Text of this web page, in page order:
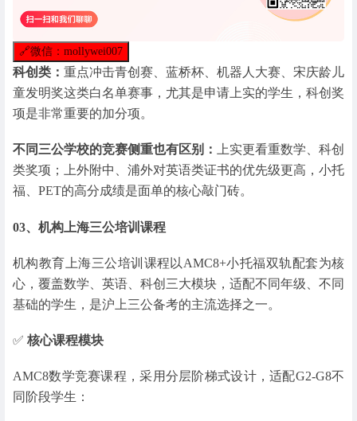
🔗微信：mollywei007
科创类： 重点冲击青创赛、蓝桥杯、机器人大赛、宋庆龄儿
童发明奖这类白名单赛事，尤其是申请上实的学生，科创奖
项是非常重要的加分项。
不同三公学校的竞赛侧重也有区别： 上实更看重数学、科创
类奖项；上外附中、浦外对英语类证书的优先级更高，小托
福、PET的高分成绩是面单的核心敲门砖。
03、 机构上海三公培训课程
机构教育上海三公培训课程以AMC8+小托福双轨配套为核
心，覆盖数学、英语、科创三大模块，适配不同年级、不同
基础的学生，是沪上三公备考的主流选择之一。
✅ 核心课程模块
AMC8数学竞赛课程，采用分层阶梯式设计，适配G2-G8不
同阶段学生：